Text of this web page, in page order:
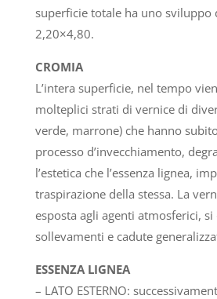
superficie totale ha uno sviluppo
2,20×4,80.
CROMIA
L’intera superficie, nel tempo
molteplici strati di vernice di
verde, marrone) che hanno
processo d’invecchiamento,
l’estetica che l’essenza lignea,
traspirazione della stessa. La
esposta agli agenti atmosferici, si
sollevamenti e cadute
ESSENZA LIGNEA
– LATO ESTERNO: